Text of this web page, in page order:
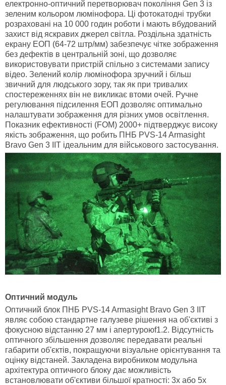
електронно-оптичний перетворювач покоління Gen 3 із
зеленим кольором люмінофора. Ці фотокатодні трубки
розраховані на 10 000 годин роботи і мають вбудований
захист від яскравих джерел світла. Роздільна здатність
екрану ЕОП (64-72 штр/мм) забезпечує чітке зображення
без дефектів в центральній зоні, що дозволяє
використовувати пристрій спільно з системами запису
відео. Зелений колір люмінофора зручний і більш
звичний для людського зору, так як при тривалих
спостереженнях він не викликає втоми очей. Ручне
регулювання підсилення ЕОП дозволяє оптимально
налаштувати зображення для різних умов освітлення.
Показник ефективності (FOM) 2000+ підтверджує високу
якість зображення, що робить ПНБ PVS-14 Armasight
Bravo Gen 3 IIT ідеальним для військового застосування.
Оптичний модуль
Оптичний блок ПНБ PVS-14 Armasight Bravo Gen 3 IIT
являє собою стандартне галузеве рішення на об'єктиві з
фокусною відстанню 27 мм і апертуроюf1.2. Відсутність
оптичного збільшення дозволяє передавати реальні
габарити об'єктів, покращуючи візуальне орієнтування та
оцінку відстаней. Закладена виробником модульна
архітектура оптичного блоку дає можливість
встановлювати об'єктиви більшої кратності: 3х або 5х